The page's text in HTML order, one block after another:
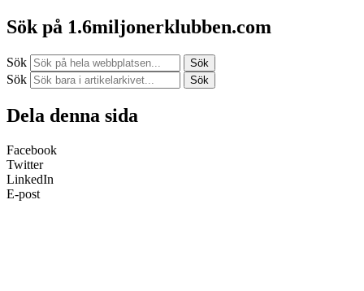
Sök på 1.6miljonerklubben.com
Sök Sök
Sök Sök
Dela denna sida
Facebook
Twitter
LinkedIn
E-post